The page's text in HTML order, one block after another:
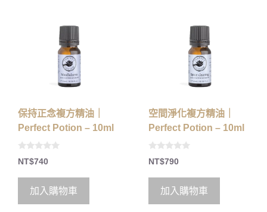
保持正念複方精油｜
Perfect Potion – 10ml
0
o
5
NT$740
加入購物車
空間淨化複方精油｜
Perfect Potion – 10ml
0
o
5
NT$790
加入購物車